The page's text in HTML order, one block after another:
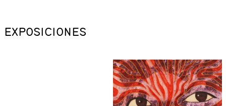
EXPOSICIONES